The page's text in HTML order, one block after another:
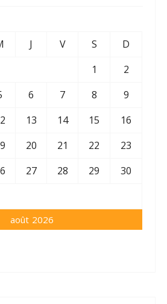
août 2026
J V S
D
1
2
6 7 8
9
13 14 15
16
20 21 22
23
27 28 29
30